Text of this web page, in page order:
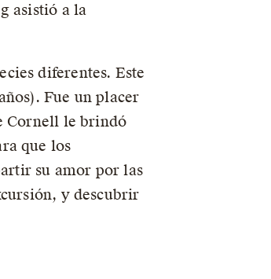
asistió a la
diferentes. Este
Fue un placer
Cornell le brindó
que los
su amor por las
y descubrir